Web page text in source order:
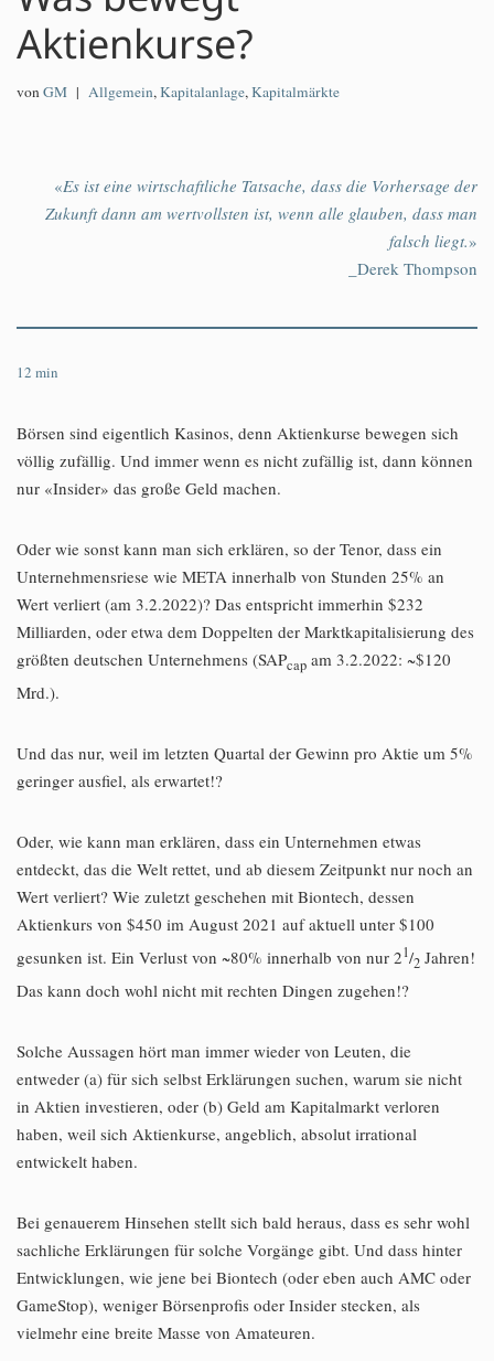
Aktienkurse?
vonGM Allgemein,Kapitalanlage,Kapitalmärkte
«Es ist eine wirtschaftliche Tatsache, dass die Vorhersage der
Zukunft dann am wertvollsten ist, wenn alle glauben, dass man
falsch liegt.»
_Derek Thompson
12 min
Börsen sind eigentlich Kasinos, denn Aktienkurse bewegen sich
völlig zufällig. Und immer wenn es nicht zufällig ist, dann können
nur «Insider» das große Geld machen.
Oder wie sonst kann man sich erklären, so der Tenor, dass ein
Unternehmensriese wie META innerhalb von Stunden 25% an
Wert verliert (am 3.2.2022)? Das entspricht immerhin $232
Milliarden, oder etwa dem Doppelten der Marktkapitalisierung des
größten deutschen Unternehmens (SAPcap am 3.2.2022: ~$120
Mrd.).
Und das nur, weil im letzten Quartal der Gewinn pro Aktie um 5%
geringer ausfiel, als erwartet!?
Oder, wie kann man erklären, dass ein Unternehmen etwas
entdeckt, das die Welt rettet, und ab diesem Zeitpunkt nur noch an
Wert verliert? Wie zuletzt geschehen mit Biontech, dessen
Aktienkurs von $450 im August 2021 auf aktuell unter $100
gesunken ist. Ein Verlust von ~80% innerhalb von nur 21/2 Jahren!
Das kann doch wohl nicht mit rechten Dingen zugehen!?
Solche Aussagen hört man immer wieder von Leuten, die
entweder (a) für sich selbst Erklärungen suchen, warum sie nicht
in Aktien investieren, oder (b) Geld am Kapitalmarkt verloren
haben, weil sich Aktienkurse, angeblich, absolut irrational
entwickelt haben.
Bei genauerem Hinsehen stellt sich bald heraus, dass es sehr wohl
sachliche Erklärungen für solche Vorgänge gibt. Und dass hinter
Entwicklungen, wie jene bei Biontech (oder eben auch AMC oder
GameStop), weniger Börsenprofis oder Insider stecken, als
vielmehr eine breite Masse von Amateuren.